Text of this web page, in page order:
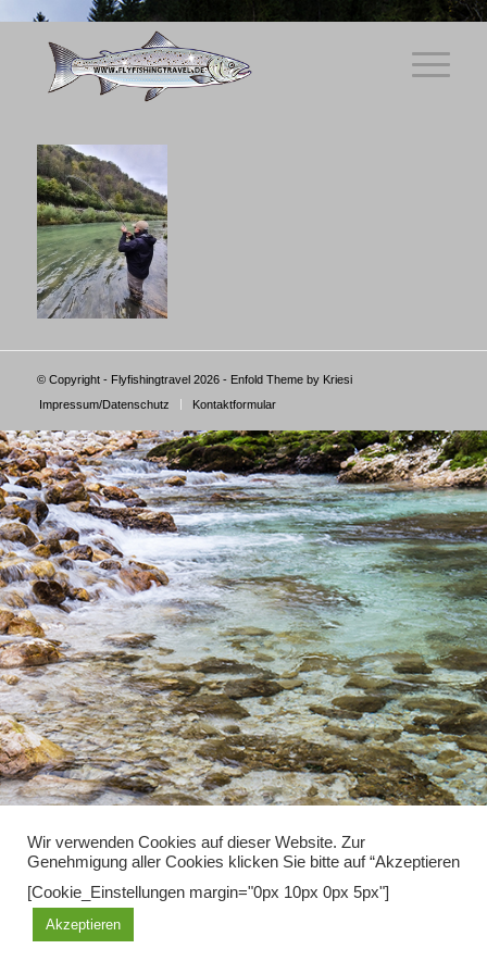
© Copyright - Flyfishingtravel 2026 - Enfold Theme by Kriesi
Impressum/Datenschutz
Kontaktformular
Diese Seite benutzt Cookies, mit der weiteren Nutzung erklären sie
sich damit einverstanden.
Wir verwenden Cookies auf dieser Website. Zur
Genehmigung aller Cookies klicken Sie bitte auf “Akzeptieren
[Cookie_Einstellungen margin="0px 10px 0px 5px"]
Akzeptieren